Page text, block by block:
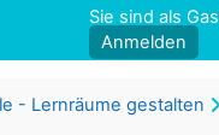
Sie sind als
Anmelden
- Lernräume gestalten